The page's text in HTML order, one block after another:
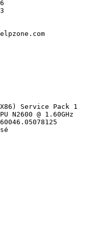
Service Pack 1
N2600 @ 1.60GHz